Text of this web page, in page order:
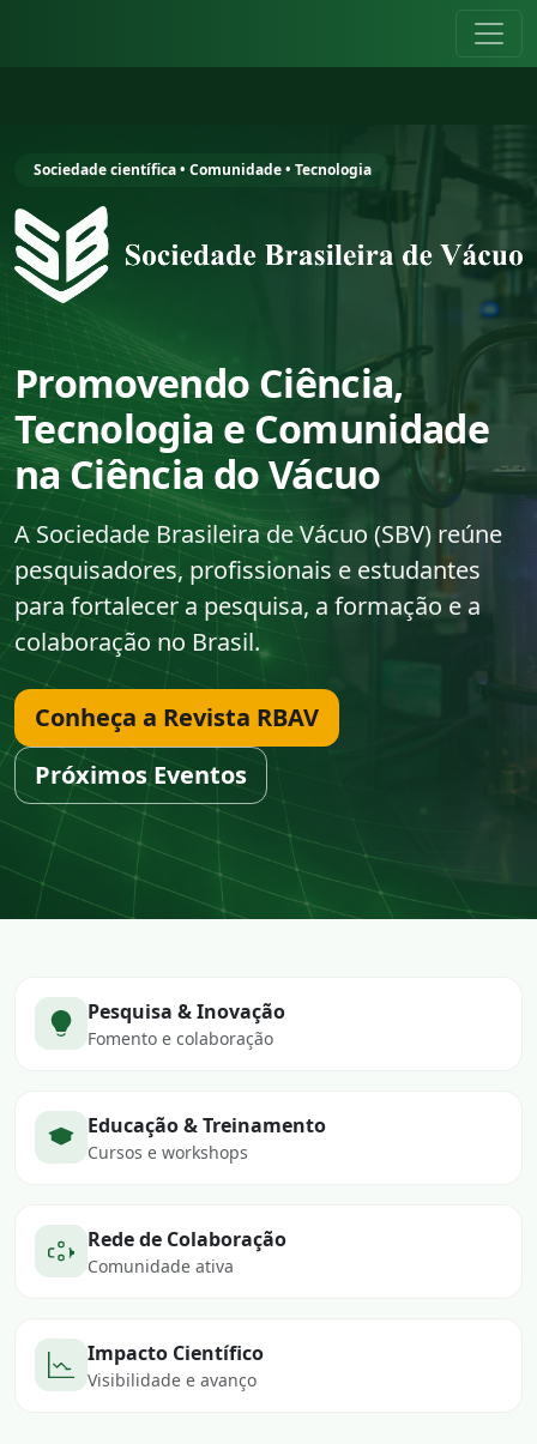
Sociedade científica • Comunidade • Tecnologia
Promovendo Ciência,
Tecnologia e Comunidade
na Ciência do Vácuo
A Sociedade Brasileira de Vácuo (SBV) reúne
pesquisadores, profissionais e estudantes
para fortalecer a pesquisa, a formação e a
colaboração no Brasil.
Conheça a Revista RBAV
Próximos Eventos
Pesquisa & Inovação
Fomento e colaboração
Educação & Treinamento
Cursos e workshops
Rede de Colaboração
Comunidade ativa
Impacto Científico
Visibilidade e avanço